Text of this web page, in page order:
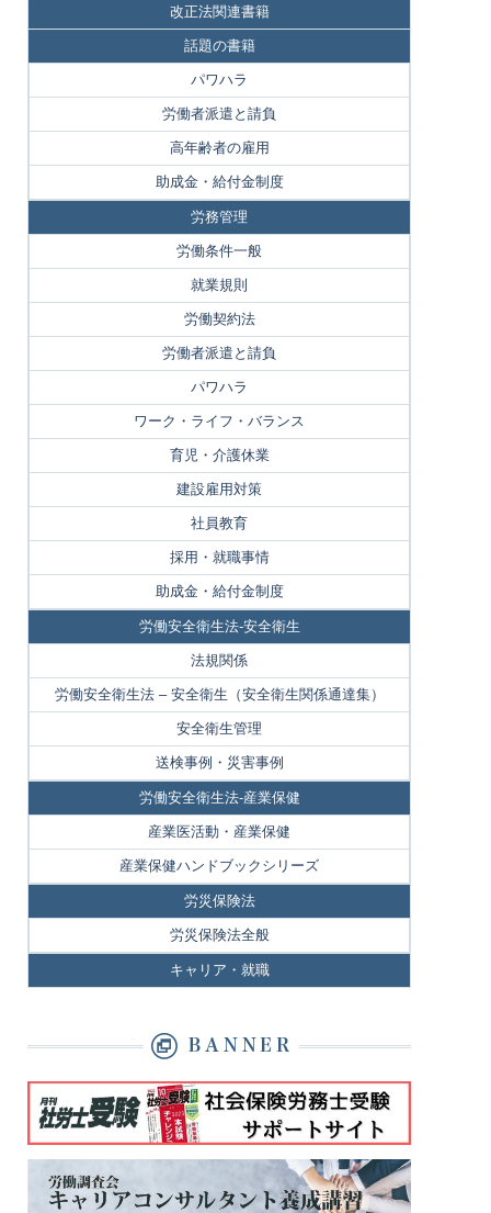
改正法関連書籍
話題の書籍
パワハラ
労働者派遣と請負
高年齢者の雇用
助成金・給付金制度
労務管理
労働条件一般
就業規則
労働契約法
労働者派遣と請負
パワハラ
ワーク・ライフ・バランス
育児・介護休業
建設雇用対策
社員教育
採用・就職事情
助成金・給付金制度
労働安全衛生法-安全衛生
法規関係
労働安全衛生法 – 安全衛生（安全衛生関係通達集）
安全衛生管理
送検事例・災害事例
労働安全衛生法-産業保健
産業医活動・産業保健
産業保健ハンドブックシリーズ
労災保険法
労災保険法全般
キャリア・就職